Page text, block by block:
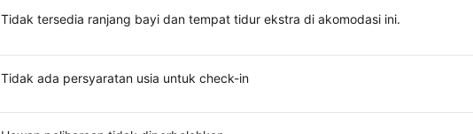
Tidak tersedia ranjang bayi dan tempat tidur ekstra di akomodasi ini.
Tidak ada persyaratan usia untuk check-in